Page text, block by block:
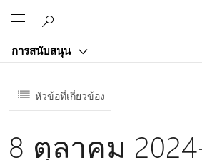
การสนับสนุน
หัวข้อที่เกี่ยวข้อง
8 ตุลาคม